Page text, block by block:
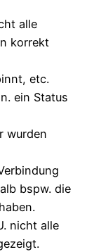
alle
korrekt
etc.
ein Status
wurden
bspw. die
nicht alle